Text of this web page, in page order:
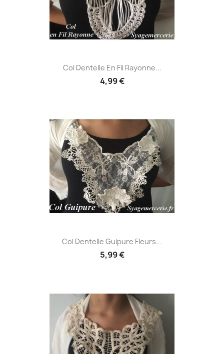
Col Dentelle En Fil Rayonne...
4,99 €
Col Dentelle Guipure Fleurs...
5,99 €